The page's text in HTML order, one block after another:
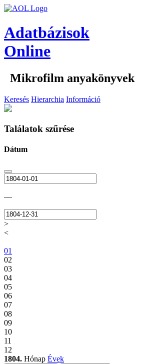
Adatbázisok
Online
Mikrofilm anyakönyvek
Keresés Hierarchia Információ
Találatok szűrése
Dátum
—
>
<
01
02
03
04
05
06
07
08
09
10
11
12
1804. Hónap Évek